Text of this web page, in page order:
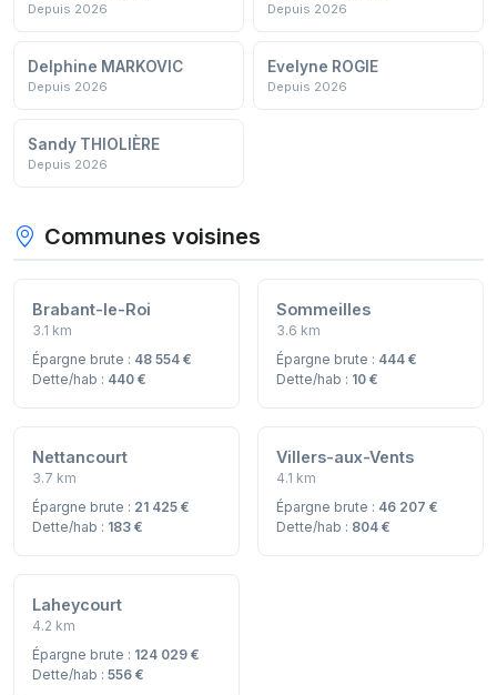
Depuis 2026 Depuis 2026
Delphine MARKOVIC
Depuis 2026
Evelyne ROGIE
Depuis 2026
Sandy THIOLIÈRE
Depuis 2026
Communes voisines
Brabant-le-Roi
3.1 km
Épargne brute : 48 554 €
Dette/hab : 440 €
Sommeilles
3.6 km
Épargne brute : 444 €
Dette/hab : 10 €
Nettancourt
3.7 km
Épargne brute : 21 425 €
Dette/hab : 183 €
Villers-aux-Vents
4.1 km
Épargne brute : 46 207 €
Dette/hab : 804 €
Laheycourt
4.2 km
Épargne brute : 124 029 €
Dette/hab : 556 €